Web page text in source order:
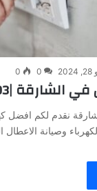
0
0
|0553689103
نقدم لكم افضل
وصيانة الاعطال